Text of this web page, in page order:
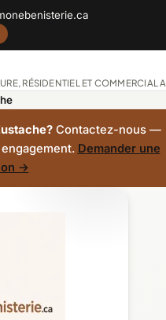
RÉSIDENTIEL ET COMMERCIAL
Contactez-nous —
Demander une
→